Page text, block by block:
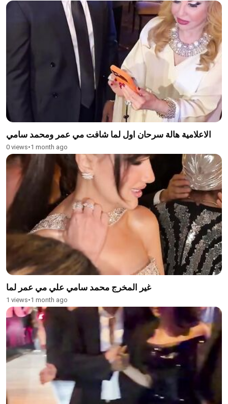
الاعلامية هالة سرحان اول لما شافت مي عمر ومحمد سامي
0 views•1 month ago
غير المخرج محمد سامي علي مي عمر لما
1 views•1 month ago